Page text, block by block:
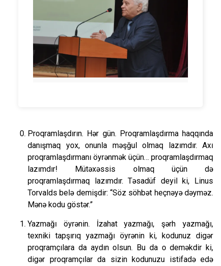
Proqramlaşdırın. Hər gün. Proqramlaşdırma haqqında
danışmaq yox, onunla məşğul olmaq lazımdır. Axı
proqramlaşdırmanı öyrənmək üçün… proqramlaşdırmaq
lazımdır! Mütəxəssis olmaq üçün də
proqramlaşdırmaq lazımdır. Təsadüf deyil ki, Linus
Torvalds belə demişdir: “Söz söhbət heçnəyə dəyməz.
Mənə kodu göstər.”
Yazmağı öyrənin. İzahat yazmağı, şərh yazmağı,
texniki tapşırıq yazmağı öyrənin ki, kodunuz digər
proqramçılara da aydın olsun. Bu da o deməkdir ki,
digər proqramçılar da sizin kodunuzu istifadə edə